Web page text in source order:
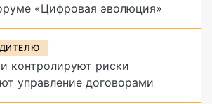
«Цифровая эволюция»
контролируют риски
управление договорами